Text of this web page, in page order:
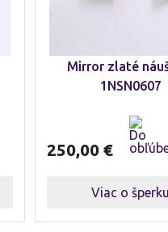
Mirror zlaté
1NSN0607
250,00 €
Viac o šperku